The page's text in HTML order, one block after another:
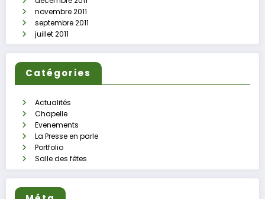
novembre 2011
septembre 2011
juillet 2011
Catégories
Actualités
Chapelle
Evenements
La Presse en parle
Portfolio
Salle des fêtes